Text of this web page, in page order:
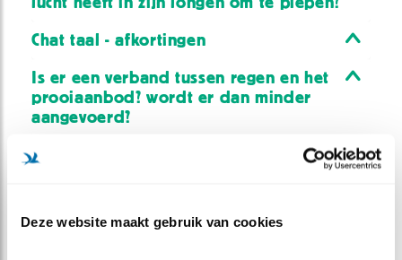
Deze website maakt gebruik van cookies
Chat taal - afkortingen
Is er een verband tussen regen en het
prooiaanbod? wordt er dan minder
aangevoerd?
Klopt het dat uilen in het algemeen
Op de cam lijken de eitjes behoorlijk